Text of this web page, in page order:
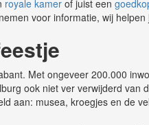
royale kamer of juist een
voor informatie, wij
Met ongeveer 200.000
ook niet ver verwijderd
aan: musea, kroegjes en de